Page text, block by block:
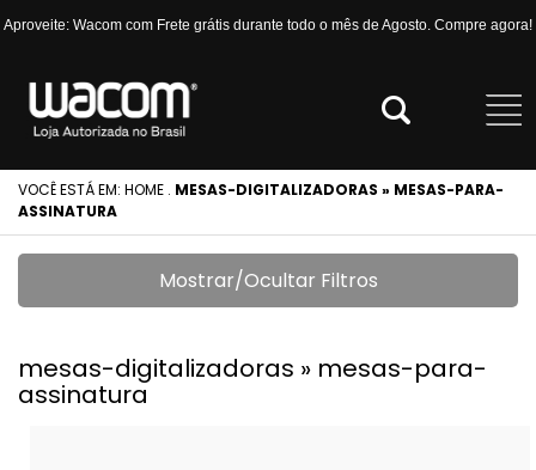
Aproveite: Wacom com Frete grátis durante todo o mês de Agosto. Compre agora!
VOCÊ ESTÁ EM: HOME . MESAS-DIGITALIZADORAS » MESAS-PARA-
ASSINATURA
Mostrar/Ocultar Filtros
mesas-digitalizadoras » mesas-para-
assinatura